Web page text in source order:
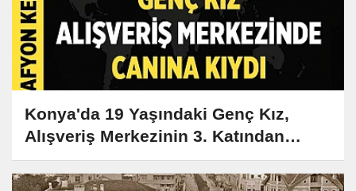
Konya'da 19 Yaşındaki Genç Kız,
Alışveriş Merkezinin 3. Katından
Kendini Boşluğa Bırakarak Hayatını
Kaybetti